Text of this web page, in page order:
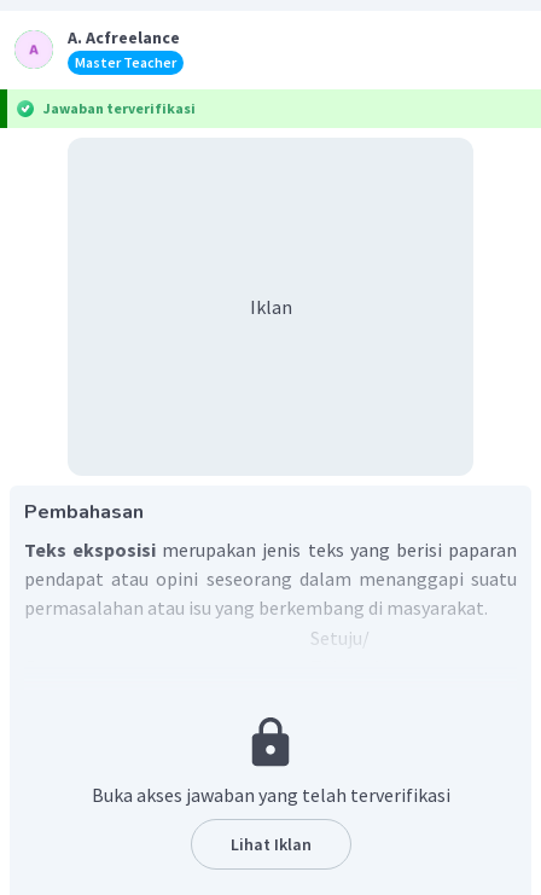
A. Acfreelance
Master Teacher
Jawaban terverifikasi
Iklan
Pembahasan
Teks eksposisi merupakan jenis teks yang berisi paparan
pendapat atau opini seseorang dalam menanggapi suatu
permasalahan atau isu yang berkembang di masyarakat.
Setuju/
Teks tersebut sedikit kurang baik
karena menggunakan beberapa
istilah serapan.
pada teks di atas.
Buka akses jawaban yang telah terverifikasi
Lihat Iklan